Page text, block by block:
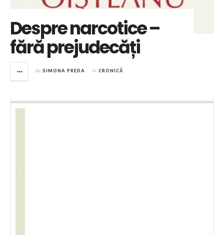
Despre narcotice –
fără prejudecăți
de SIMONA PREDA în CRONICĂ